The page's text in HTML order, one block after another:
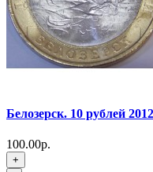
Белозерск. 10 рублей
100.00р.
+